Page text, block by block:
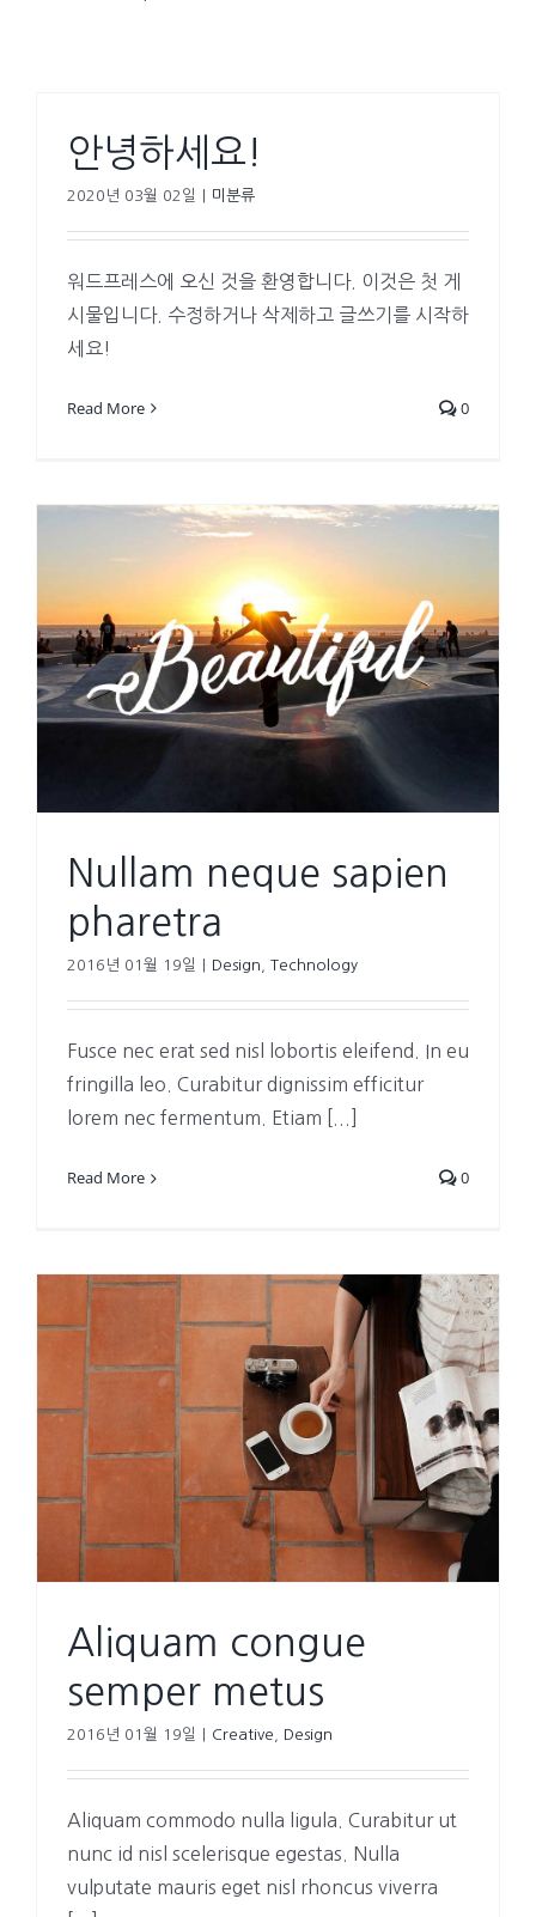
안녕하세요!
2020년 03월 02일 미분류
워드프레스에 오신 것을 환영합니다. 이것은 첫 게
시물입니다. 수정하거나 삭제하고 글쓰기를 시작하
세요!
Read More 0
Nullam neque sapien
pharetra
2016년 01월 19일 Design Technology
Fusce nec erat sed nisl lobortis eleifend. In eu
fringilla leo. Curabitur dignissim efficitur
lorem nec fermentum. Etiam [...]
Read More 0
Aliquam congue
semper metus
2016년 01월 19일 Creative Design
Aliquam commodo nulla ligula. Curabitur ut
nunc id nisl scelerisque egestas. Nulla
vulputate mauris eget nisl rhoncus viverra